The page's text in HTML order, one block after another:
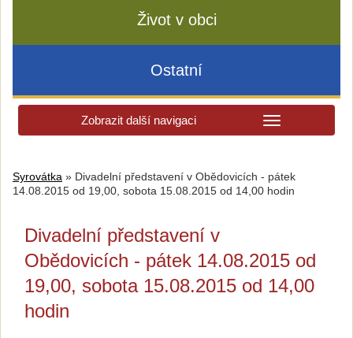
Život v obci
Ostatní
Zobrazit další navigaci
Syrovátka » Divadelní představení v Obědovicích - pátek
14.08.2015 od 19,00, sobota 15.08.2015 od 14,00 hodin
Divadelní představení v
Obědovicích - pátek 14.08.2015 od
19,00, sobota 15.08.2015 od 14,00
hodin